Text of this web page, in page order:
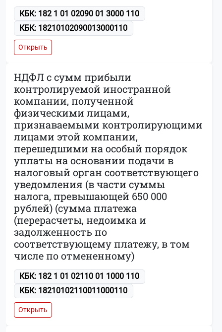
КБК: 182 1 01 02090 01 3000 110
КБК: 18210102090013000110
Открыть
НДФЛ с сумм прибыли
контролируемой иностранной
компании, полученной
физическими лицами,
признаваемыми контролирующими
лицами этой компании,
перешедшими на особый порядок
уплаты на основании подачи в
налоговый орган соответствующего
уведомления (в части суммы
налога, превышающей 650 000
рублей) (сумма платежа
(перерасчеты, недоимка и
задолженность по
соответствующему платежу, в том
числе по отмененному)
КБК: 182 1 01 02110 01 1000 110
КБК: 18210102110011000110
Открыть